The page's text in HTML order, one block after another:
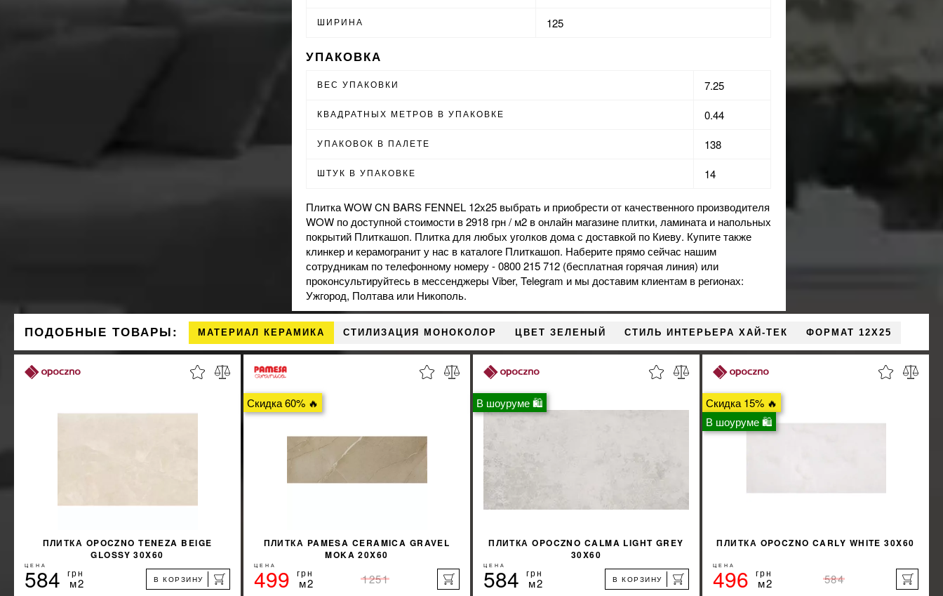
ШИРИНА 125
УПАКОВКА
ВЕС УПАКОВКИ 7.25
КВАДРАТНЫХ МЕТРОВ В УПАКОВКЕ 0.44
УПАКОВОК В ПАЛЕТЕ 138
ШТУК В УПАКОВКЕ 14
Плитка WOW CN BARS FENNEL 12x25 выбрать и приобрести от качественного производителя
WOW по доступной стоимости в 2918 грн / м2 вонлайн магазине плитки, ламината и напольных
покрытий Плиткашоп. Плитка для любых уголков дома с доставкой по Киеву. Купите также
клинкер и керамограниту нас в каталоге Плиткашоп. Наберите прямо сейчас нашим
сотрудникам по телефонному номеру - 0800 215 712 (бесплатная горячая линия) или
проконсультируйтесь в мессенджеры Viber, Telegram и мы доставим клиентам в регионах:
Ужгород, Полтава или Никополь.
ПОДОБНЫЕ ТОВАРЫ: МАТЕРИАЛ КЕРАМИКА СТИЛИЗАЦИЯ МОНОКОЛОР ЦВЕТ ЗЕЛЕНЫЙ СТИЛЬ ИНТЕРЬЕРА ХАЙ-ТЕК ФОРМАТ 12X25
ПЛИТКА OPOCZNO TENEZA BEIGE
GLOSSY 30X60
ЦЕНА
584 грн
м2 В КОРЗИНУ
Скидка 60% 🔥
ПЛИТКА PAMESA CERAMICA GRAVEL
MOKA 20X60
ЦЕНА
499 грн
м2 1251
В шоуруме 🛍
ПЛИТКА OPOCZNO CALMA LIGHT GREY
30X60
ЦЕНА
584 грн
м2 В КОРЗИНУ
Скидка 15% 🔥
В шоуруме 🛍
ПЛИТКА OPOCZNO CARLY WHITE 30X60
ЦЕНА
496 грн
м2 584